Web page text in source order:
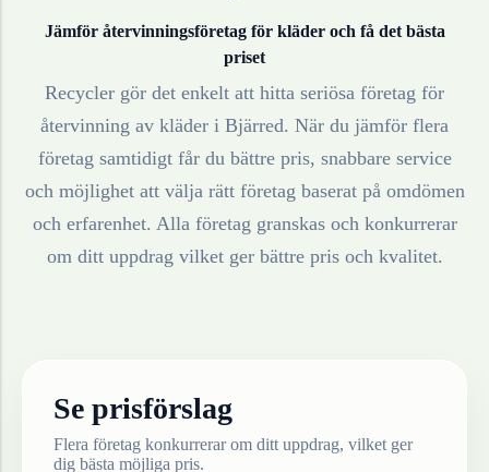
Jämför återvinningsföretag för kläderoch få det bästa
priset
Recycler gör det enkelt att hitta seriösa företag för
återvinning av kläder i Bjärred. När du jämför flera
företag samtidigt får du bättre pris, snabbare service
och möjlighet att välja rätt företag baserat på omdömen
och erfarenhet. Alla företag granskas och konkurrerar
om ditt uppdrag vilket ger bättre pris och kvalitet.
Se prisförslag
Flera företag konkurrerar om ditt uppdrag, vilket ger
dig bästa möjliga pris.